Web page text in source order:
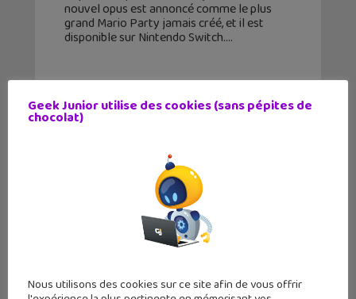
nouvel opus est annoncé comme le plus
grand Mario Party jamais créé, et il est
disponible sur Nintendo Switch.
Geek Junior utilise des cookies (sans pépites de
chocolat)
Nous utilisons des cookies sur ce site afin de vous offrir